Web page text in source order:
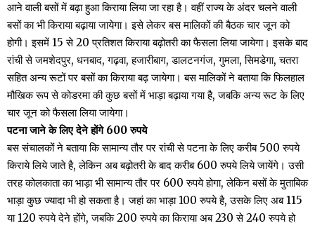
आने वाली बसों में बढ़ा हुआ किराया लिया जा रहा है। वहीं राज्य के अंदर चलने वाली
बसों का भी किराया बढ़ाया जायेगा। इसे लेकर बस मालिकों की बैठक चार जून को
होगी। इसमें 15 से 20 प्रतिशत किराया बढ़ोतरी का फैसला लिया जायेगा। इसके बाद
रांची से जमशेदपुर, धनबाद, गढ़वा, हजारीबाग, डालटनगंज, गुमला, सिमडेगा, चतरा
सहित अन्य रूटों पर बसों का किराया बढ़ जायेगा। बस मालिकों ने बताया कि फिलहाल
मौखिक रूप से कोडरमा की कुछ बसों में भाड़ा बढ़ाया गया है, जबकि अन्य रूट के लिए
चार जून को फैसला लिया जायेगा।
पटना जाने के लिए देने होंगे 600 रुपये
बस संचालकों ने बताया कि सामान्य तौर पर रांची से पटना के लिए करीब 500 रुपये
किराये लिये जाते है, लेकिन अब बढ़ोतरी के बाद करीब 600 रुपये लिये जायेंगे। उसी
तरह कोलकाता का भाड़ा भी सामान्य तौर पर 600 रुपये होगा, लेकिन बसों के मुताबिक
भाड़ा कुछ ज्यादा भी हो सकता है। जहां का भाड़ा 100 रुपये है, उसके लिए अब 115
या 120 रुपये देने होंगे, जबकि 200 रुपये का किराया अब 230 से 240 रुपये हो